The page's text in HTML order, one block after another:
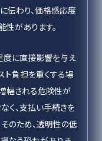
伝わり、価格感応度
があります。
度に直接影響を与え
ト負担を重くする場
幅される危険性が
く、支払い手続きを
のため、透明性の低